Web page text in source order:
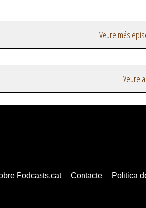
Veure més
Veure
Podcasts.cat Contacte Política